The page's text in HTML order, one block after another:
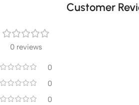
Customer
0 reviews
0
0
0